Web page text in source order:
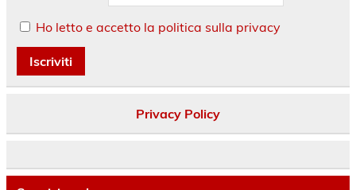
Ho letto e accetto la politica sulla privacy
Privacy Policy